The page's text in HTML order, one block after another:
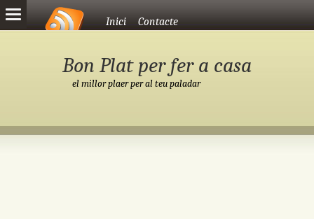
Vés al contingutInici Contacte
Bon Plat per fer a casa
el millor plaer per al teu paladar